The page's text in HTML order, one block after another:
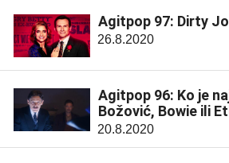
Agitpop 97: Dirty
26.8.2020
Agitpop 96: Ko je
Božović, Bowie ili
20.8.2020